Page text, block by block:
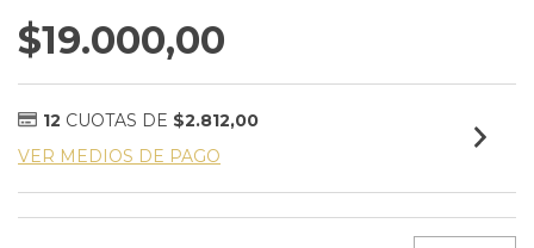
$19.000,00
12 CUOTAS DE $2.812,00
VER MEDIOS DE PAGO